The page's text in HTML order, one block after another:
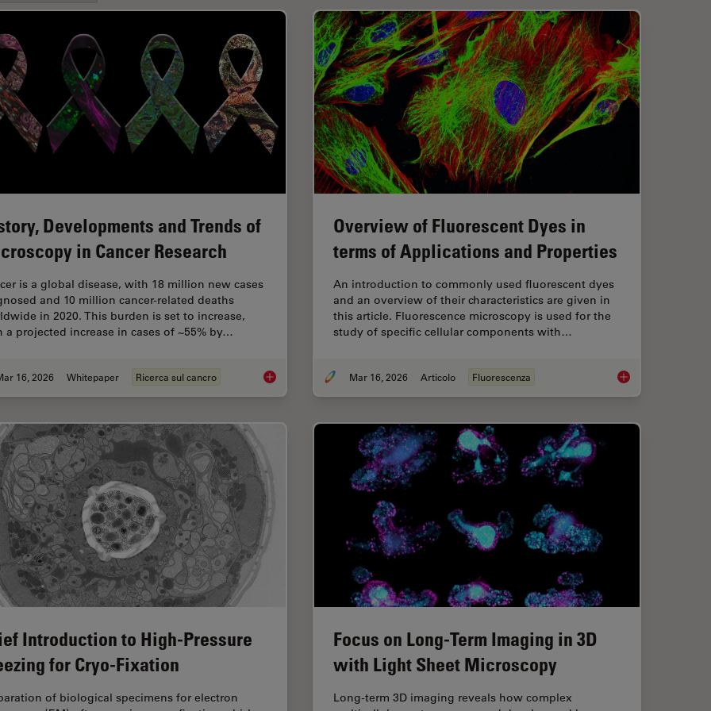
Developments and Trends of
in Cancer Research
is a global disease, with 18 million new cases
and 10 million cancer-related deaths
in 2020. This burden is set to increase,
a projected increase in cases of ~55% by…
16, 2026 Whitepaper Ricerca sul cancro History, Developments and Trends of Microscopy in Cancer Research
Overview of Fluorescent Dyes in
terms of Applications and Properties
An introduction to commonly used fluorescent dyes
and an overview of their characteristics are given in
this article. Fluorescence microscopy is used for the
study of specific cellular components with…
Mar 16, 2026 Articolo Fluorescenza Overview of
Introduction to High-Pressure
for Cryo-Fixation
of biological specimens for electron
Focus on Long-Term Imaging in 3D
with Light Sheet Microscopy
Long-term 3D imaging reveals how complex